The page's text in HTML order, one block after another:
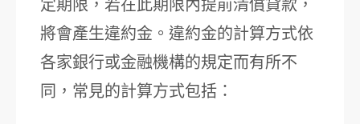
定期限，若在此期限內提前清償貸款，
將會產生違約金。違約金的計算方式依
各家銀行或金融機構的規定而有所不
同，常見的計算方式包括：